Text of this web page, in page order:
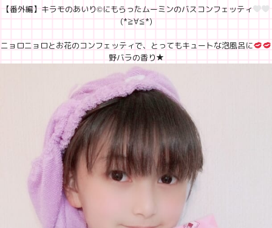
【番外編】キラモのあいり©にもらったムーミンのバスコンフェッティ
(*≧∀≦*)
ニョロニョロとお花のコンフェッティで、とってもキュートな泡風呂に
野バラの香り★